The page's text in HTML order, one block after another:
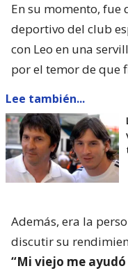
En su momento,
deportivo del club
con Leo en una
por el temor de que
Lee también...
Además, era la
discutir su
“Mi viejo me